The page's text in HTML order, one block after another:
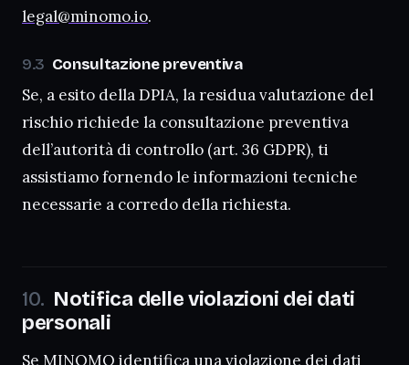
legal@minomo.io.
Consultazione preventiva
Se, a esito della DPIA, la residua valutazione del
rischio richiede la consultazione preventiva
dell’autorità di controllo (art. 36 GDPR), ti
assistiamo fornendo le informazioni tecniche
necessarie a corredo della richiesta.
Notifica delle violazioni dei dati
personali
Se MINOMO identifica una violazione dei dati